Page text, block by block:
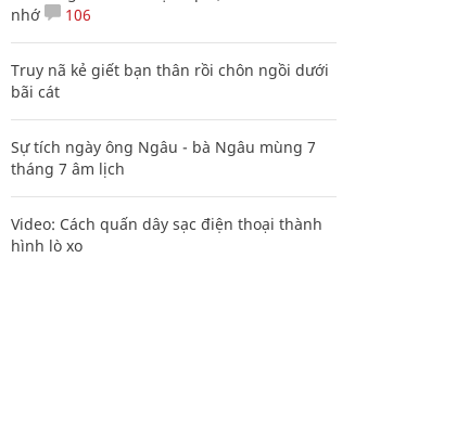
nhớ
106
Truy nã kẻ giết bạn thân rồi chôn ngồi dưới
bãi cát
Sự tích ngày ông Ngâu - bà Ngâu mùng 7
tháng 7 âm lịch
Video: Cách quấn dây sạc điện thoại thành
hình lò xo